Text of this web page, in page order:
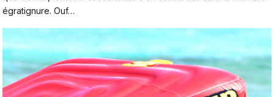
égratignure. Ouf…